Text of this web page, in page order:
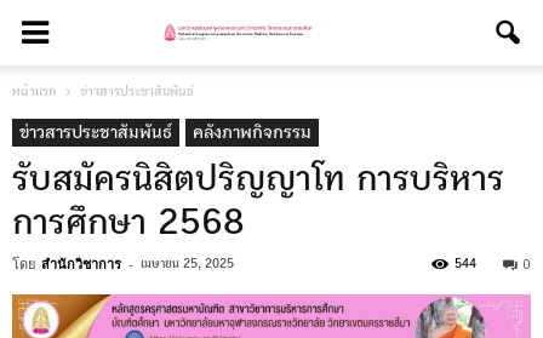
หน้าแรก ข่าวสารประชาสัมพันธ์
ข่าวสารประชาสัมพันธ์ คลังภาพกิจกรรม
รับสมัครนิสิตปริญญาโท การบริหาร
การศึกษา 2568
โดย สำนักวิชาการ - เมษายน 25, 2025 0
544